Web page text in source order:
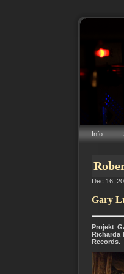
Info
Dec 16,
Gary
Projekt
Richarda
Records.